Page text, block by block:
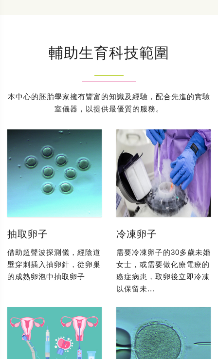
輔助生育科技範圍
本中心的胚胎學家擁有豐富的知識及經驗，配合先進的實驗
室儀器，以提供最優質的服務。
抽取卵子
借助超聲波探測儀，經陰道
壁穿刺插入抽卵針，從卵巢
的成熟卵泡中抽取卵子
冷凍卵子
需要冷凍卵子的30多歲未婚
女士，或需要做化療電療的
癌症病患，取卵後立即冷凍
以保留未...